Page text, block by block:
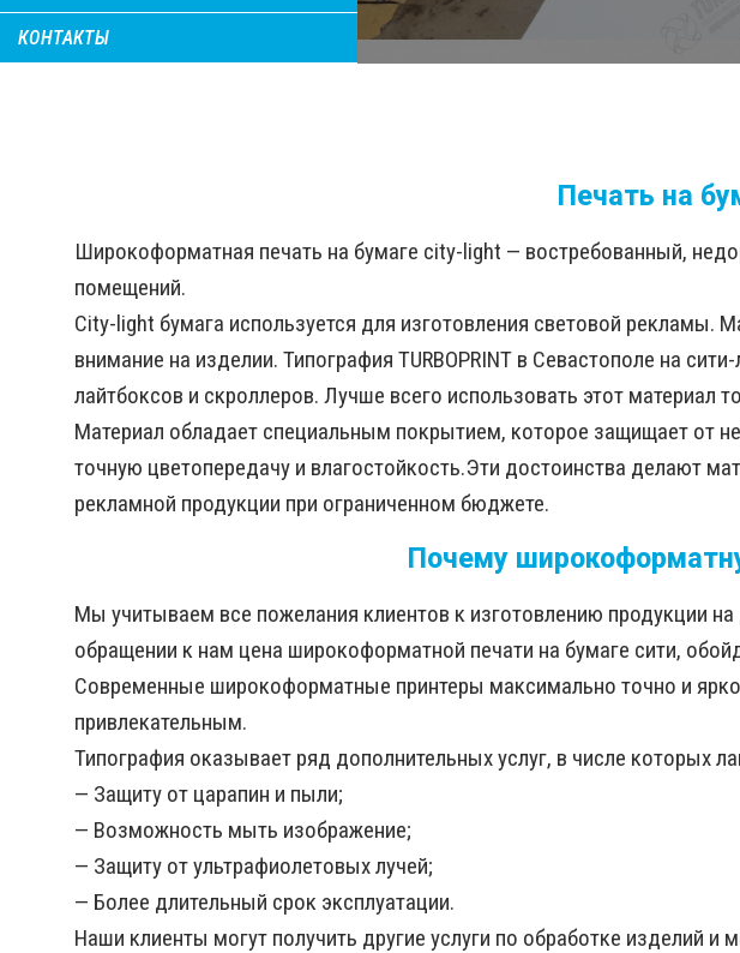
КОНТАКТЫ
Печать на
Широкоформатная печать на бумаге city-light — востребованный,
помещений.
City-light бумага используется для изготовления световой рекламы.
внимание на изделии. Типография TURBOPRINT в Севастополе на
лайтбоксов и скроллеров. Лучше всего использовать этот
Материал обладает специальным покрытием, которое защищает от
точную цветопередачу и влагостойкость.Эти достоинства делают
рекламной продукции при ограниченном бюджете.
Почему
Мы учитываем все пожелания клиентов к изготовлению продукции
обращении к нам цена широкоформатной печати на бумаге сити,
Современные широкоформатные принтеры максимально точно и
привлекательным.
Типография оказывает ряд дополнительных услуг, в числе которых
— Защиту от царапин и пыли;
— Возможность мыть изображение;
— Защиту от ультрафиолетовых лучей;
— Более длительный срок эксплуатации.
Наши клиенты могут получить другие услуги по обработке изделий